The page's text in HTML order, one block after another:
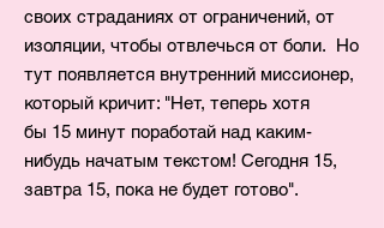
своих страданиях от ограничений, от
изоляции, чтобы отвлечься от боли. Но
тут появляется внутренний миссионер,
который кричит: "Нет, теперь хотя
бы 15 минут поработай над каким-
нибудь начатым текстом! Сегодня 15,
завтра 15, пока не будет готово".